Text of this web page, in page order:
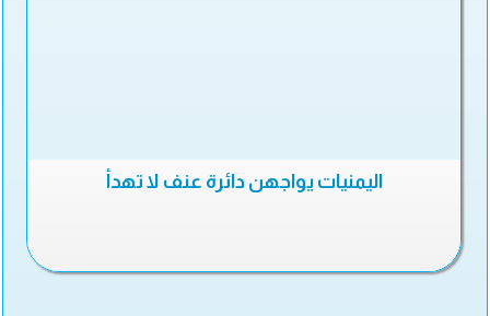
اليمنيات يواجهن دائرة عنف لا تهدأ